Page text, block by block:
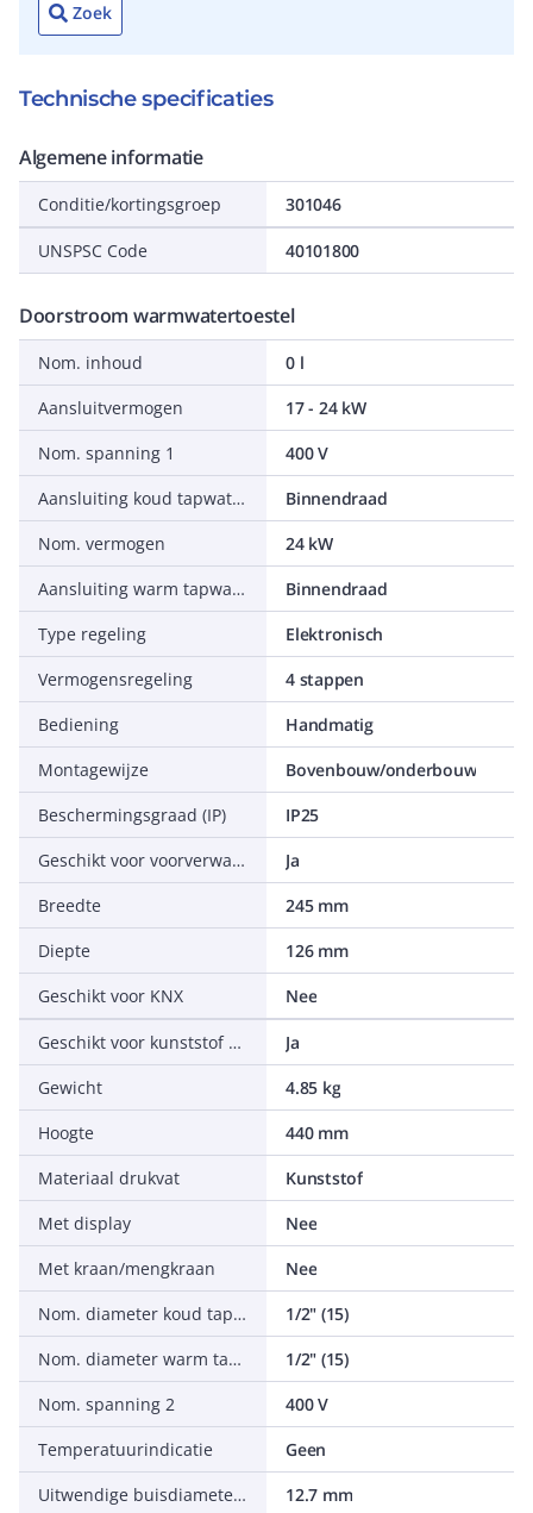
Zoek
Technische specificaties
Algemene informatie
Conditie/kortingsgroep 301046
UNSPSC Code 40101800
Doorstroom warmwatertoestel
Nom. inhoud
0 l
Aansluitvermogen
17 - 24 kW
Nom. spanning 1
400 V
Aansluiting koud tapwater
Binnendraad
Nom. vermogen
24 kW
Aansluiting warm tapwater
Binnendraad
Type regeling
Elektronisch
Vermogensregeling
4 stappen
Bediening
Handmatig
Montagewijze
Bovenbouw/onderbouw
Beschermingsgraad (IP)
IP25
Geschikt voor voorverwarmd water
Ja
Breedte
245 mm
Diepte
126 mm
Geschikt voor KNX
Nee
Geschikt voor kunststof buis
Ja
Gewicht
4.85 kg
Hoogte
440 mm
Materiaal drukvat
Kunststof
Met display
Nee
Met kraan/mengkraan
Nee
Nom. diameter koud tapwater
1/2" (15)
Nom. diameter warm tapwater
1/2" (15)
Nom. spanning 2
400 V
Temperatuurindicatie
Geen
Uitwendige buisdiameter koud tapwater
12.7 mm